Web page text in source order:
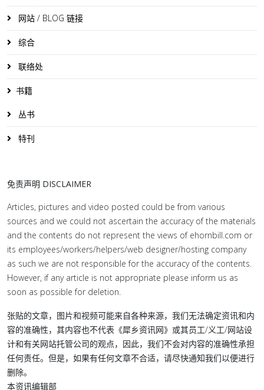
网站 / BLOG 链接
综合
联络处
书籍
丛书
特刊
免责声明 DISCLAIMER
Articles, pictures and video posted could be from various
sources and we could not ascertain the accuracy of the materials
and the contents do not represent the views of ehornbill.com or
its employees/workers/helpers/web designer/hosting company
as such we are not responsible for the accuracy of the contents.
However, if any article is not appropriate please inform us as
soon as possible for deletion.
张贴的文章，图片和视频可能来自各种来源，我们无法确定资讯和内
容的准确性，其内容也不代表《犀乡资讯网》或其员工/义工/网站设
计和有关网站托管公司的观点，因此，我们不会对内容的准确性承担
任何责任。但是，如果有任何文章不合适，请尽快通知我们以便进行
删除。
本资讯编辑部